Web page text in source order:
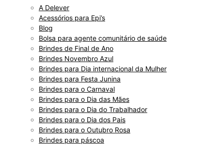
A Delever
Acessórios para Epi’s
Blog
Bolsa para agente comunitário de saúde
Brindes de Final de Ano
Brindes Novembro Azul
Brindes para Dia internacional da Mulher
Brindes para Festa Junina
Brindes para o Carnaval
Brindes para o Dia das Mães
Brindes para o Dia do Trabalhador
Brindes para o Dia dos Pais
Brindes para o Outubro Rosa
Brindes para páscoa